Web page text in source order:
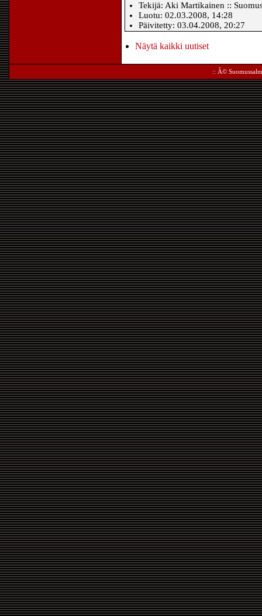
Tekijä: Aki Martikainen ::
Luotu: 02.03.2008, 14:28
Päivitetty: 03.04.2008, 20:27
Näytä kaikki uutiset
:: Â©